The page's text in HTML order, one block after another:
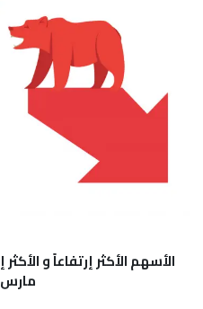
مارس 2021